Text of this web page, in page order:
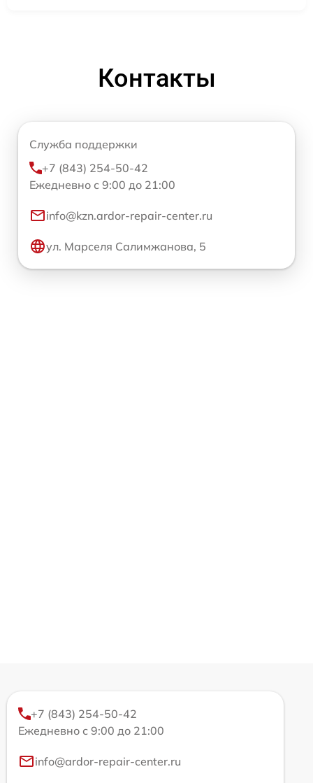
Контакты
Служба поддержки
+7 (843) 254-50-42
Ежедневно с 9:00 до 21:00
info@kzn.ardor-repair-center.ru
ул. Марселя Салимжанова, 5
+7 (843) 254-50-42
Ежедневно с 9:00 до 21:00
info@ardor-repair-center.ru